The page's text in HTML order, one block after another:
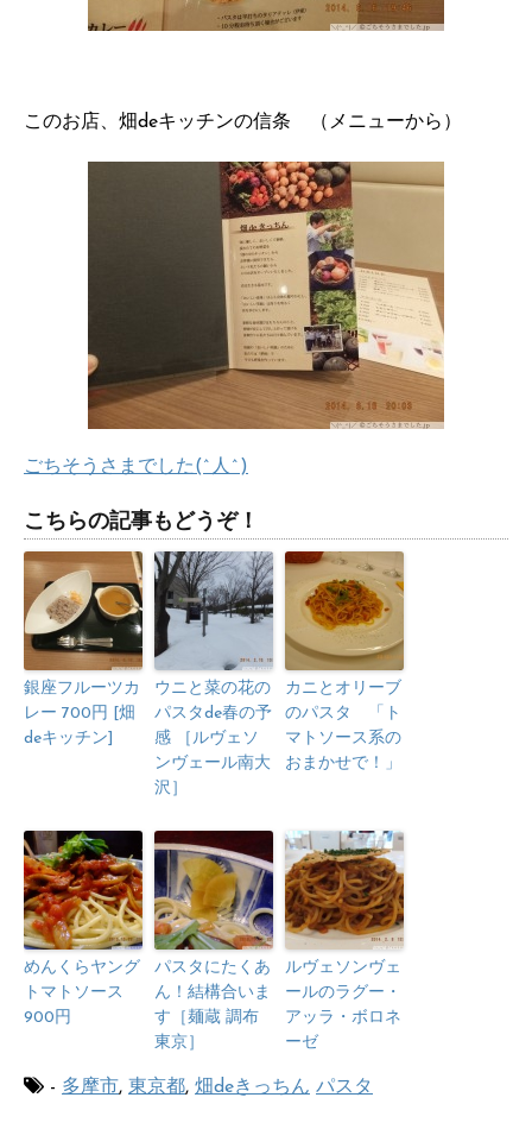
このお店、畑deキッチンの信条 （メニューから）
ごちそうさまでした(^人^)
こちらの記事もどうぞ！
銀座フルーツカ
レー 700円 [畑
deキッチン]
ウニと菜の花の
パスタde春の予
感 ［ルヴェソ
ンヴェール南大
沢］
カニとオリーブ
のパスタ 「ト
マトソース系の
おまかせで！」
めんくらヤング
トマトソース
900円
パスタにたくあ
ん！結構合いま
す［麺蔵 調布
東京］
ルヴェソンヴェ
ールのラグー・
アッラ・ボロネ
ーゼ
- 多摩市, 東京都, 畑deきっちん パスタ